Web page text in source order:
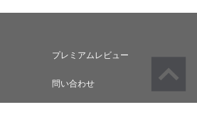
プレミアムレビュー
問い合わせ